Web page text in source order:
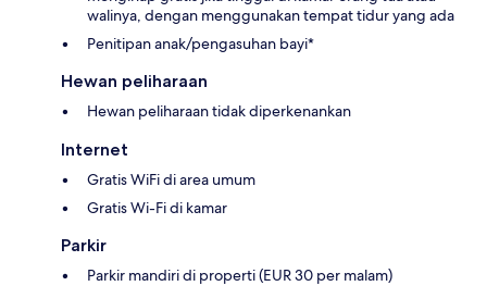
walinya, dengan menggunakan tempat tidur yang ada
Penitipan anak/pengasuhan bayi*
Hewan peliharaan
Hewan peliharaan tidak diperkenankan
Internet
Gratis WiFi di area umum
Gratis Wi-Fi di kamar
Parkir
Parkir mandiri di properti (EUR 30 per malam)